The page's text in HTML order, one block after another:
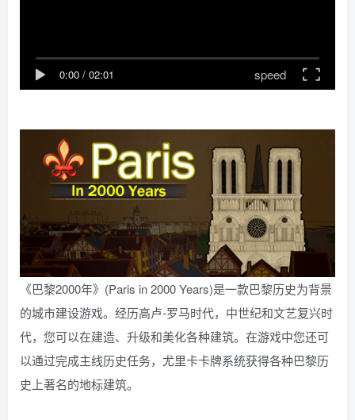
0:00 / 02:01 speed
《巴黎2000年》(Paris in 2000 Years)是一款巴黎历史为背景
的城市建设游戏。经历高卢-罗马时代，中世纪和文艺复兴时
代，您可以在建造、升级和美化各种建筑。在游戏中您还可
以通过完成主线历史任务，尤里卡卡牌系统获得各种巴黎历
史上著名的地标建筑。